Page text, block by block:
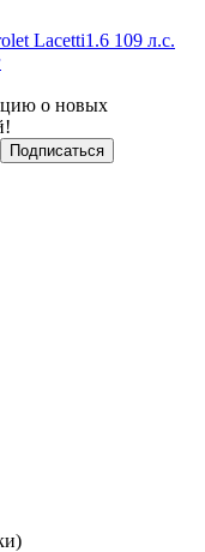
Lacetti1.6 109 л.с.
о новых